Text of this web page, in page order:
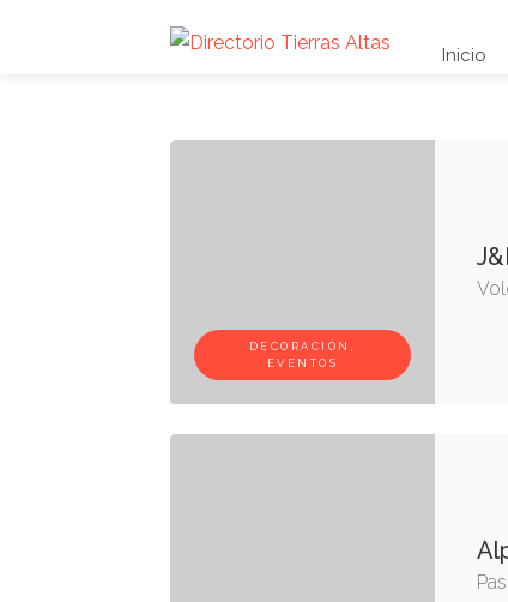
Inicio
DECORACIÓN,
EVENTOS